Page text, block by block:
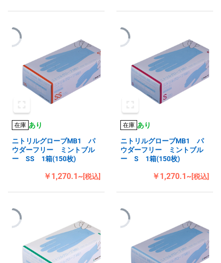
在庫 あり
ニトリルグローブMB1 パ
ウダーフリー ミントブル
ー SS 1箱(150枚)
￥1,270.1~[税込]
在庫 あり
ニトリルグローブMB1 パ
ウダーフリー ミントブル
ー S 1箱(150枚)
￥1,270.1~[税込]